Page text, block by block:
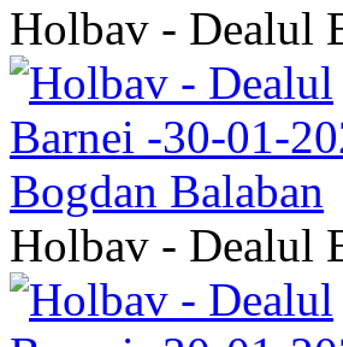
Holbav - Dealul
Holbav - Dealul